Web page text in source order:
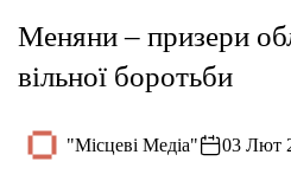
Меняни – призери
вільної боротьби
"Місцеві Медіа" 03 Лют